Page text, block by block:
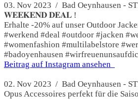
03. Nov 2023 / Bad Oeynhausen -
𝐖𝐄𝐄𝐊𝐄𝐍𝐃 𝐃𝐄𝐀𝐋 !
Erhalte -20% auf unser Outdoor
#werkend #deal #outdoor #jacken
#womenfashion #multilabelstore
#badoyenhausen
Beitrag auf Instagram ansehen
02. Nov 2023 / Bad Oeynhausen -
Opus Accessoires perfekt für die